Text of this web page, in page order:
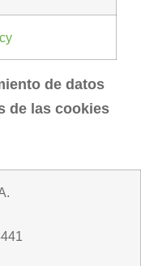
de datos
de las cookies